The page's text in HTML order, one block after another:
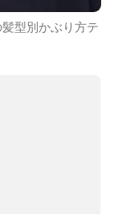
型別かぶり方テ